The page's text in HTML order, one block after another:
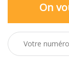
On